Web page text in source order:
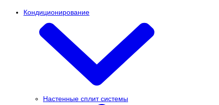
Кондиционирование
Настенные сплит системы